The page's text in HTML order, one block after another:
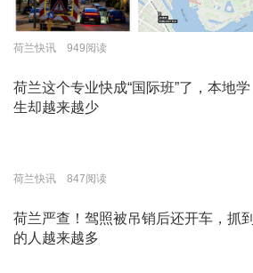
荷兰快讯 949阅读
荷兰这个专业快成“国际班”了，本地学
生却越来越少
荷兰快讯 847阅读
荷兰严查！驾照被吊销后还开车，抓到
的人越来越多